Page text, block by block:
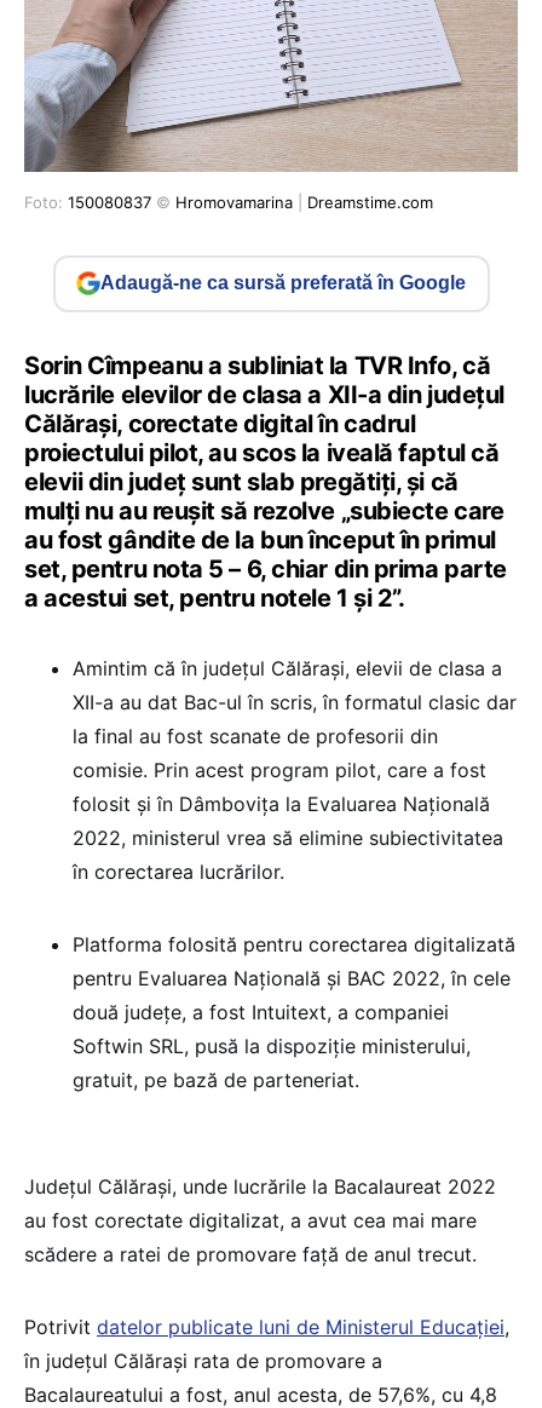
Foto: 150080837 © Hromovamarina Dreamstime.com
Adaugă-ne ca sursă preferată în Google
Sorin Cîmpeanu a subliniat la TVR Info, că
lucrările elevilor de clasa a XII-a din județul
Călărași, corectate digital în cadrul
proiectului pilot, au scos la iveală faptul că
elevii din județ sunt slab pregătiți, și că
mulți nu au reușit să rezolve „subiecte care
au fost gândite de la bun început în primul
set, pentru nota 5 – 6, chiar din prima parte
a acestui set, pentru notele 1 și 2”.
Amintim că în județul Călărași, elevii de clasa a
XII-a au dat Bac-ul în scris, în formatul clasic dar
la final au fost scanate de profesorii din
comisie. Prin acest program pilot, care a fost
folosit și în Dâmbovița la Evaluarea Națională
2022, ministerul vrea să elimine subiectivitatea
în corectarea lucrărilor.
Platforma folosită pentru corectarea digitalizată
pentru Evaluarea Națională și BAC 2022, în cele
două județe, a fost Intuitext, a companiei
Softwin SRL, pusă la dispoziție ministerului,
gratuit, pe bază de parteneriat.
Județul Călărași, unde lucrările la Bacalaureat 2022
au fost corectate digitalizat, a avut cea mai mare
scădere a ratei de promovare față de anul trecut.
Potrivit datelor publicate luni de Ministerul Educației,
în județul Călărași rata de promovare a
Bacalaureatului a fost, anul acesta, de 57,6%, cu 4,8